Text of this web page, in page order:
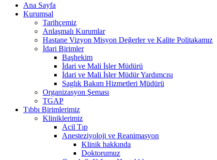
Ana Sayfa
Kurumsal
Tarihçemiz
Anlaşmalı Kurumlar
Hastane Vizyon Misyon Değerler ve Kalite Politakamız
İdari Birimler
Başhekim
İdari ve Mali İşler Müdürü
İdari ve Mali İşler Müdür Yardımcısı
Saglık Bakım Hizmetleri Müdürü
Organizasyon Şeması
TGAP
Tıbbı Birimlerimiz
Kliniklerimiz
Acil Tıp
Anesteziyoloji ve Reanimasyon
Klinik hakkında
Doktorumuz